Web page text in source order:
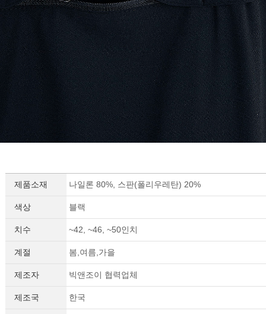
제품소재 나일론 80%, 스판(폴리우레탄) 20%
색상 블랙
치수 ~42, ~46, ~50인치
계절 봄,여름,가을
제조자 빅앤조이 협력업체
제조국 한국